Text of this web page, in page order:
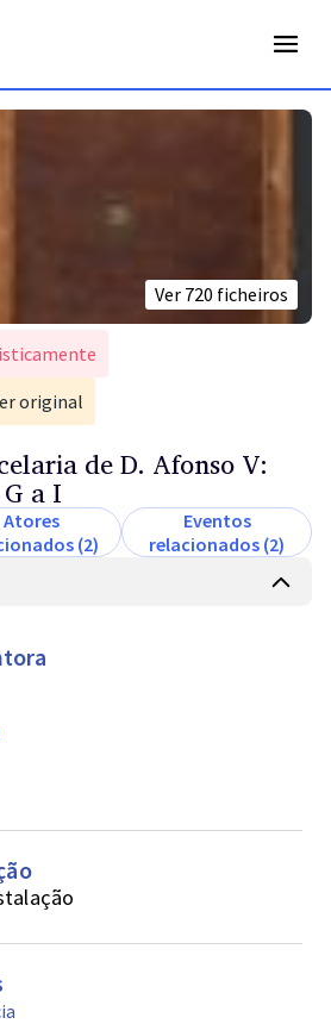
original
de D. Afonso V:
a I
Ver 720 ficheiros
Atores
(2)
Eventos
relacionados (2)